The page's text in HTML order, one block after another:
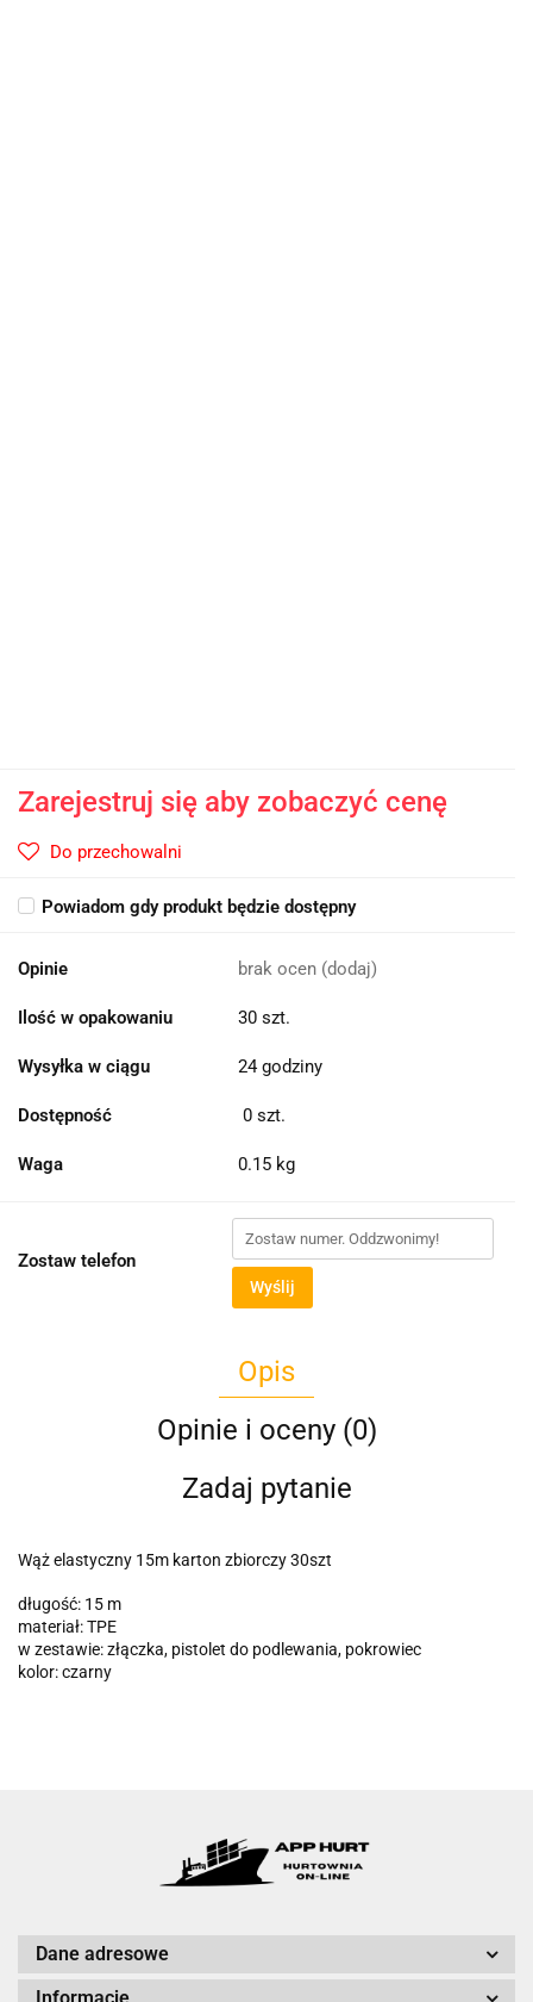
Zarejestruj się aby zobaczyć cenę
Do przechowalni
Powiadom gdy produkt będzie dostępny
Opinie brak ocen (dodaj)
Ilość w opakowaniu 30 szt.
Wysyłka w ciągu 24 godziny
Dostępność 0 szt.
Waga 0.15 kg
Zostaw telefon
Wyślij
Opis
Opinie i oceny (0)
Zadaj pytanie
Wąż elastyczny 15m karton zbiorczy 30szt
długość: 15 m
materiał: TPE
w zestawie: złączka, pistolet do podlewania, pokrowiec
kolor: czarny
Dane adresowe